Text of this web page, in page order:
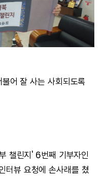
어 잘 사는 사회되도록
챌린지' 6번째 기부자인
터뷰 요청에 손사래를 쳤